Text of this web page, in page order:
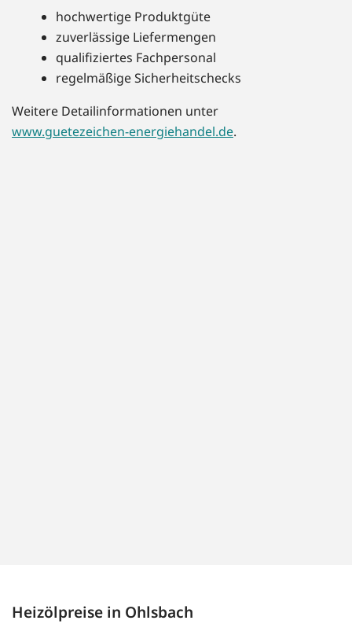
hochwertige Produktgüte
zuverlässige Liefermengen
qualifiziertes Fachpersonal
regelmäßige Sicherheitschecks
Weitere Detailinformationen unter
www.guetezeichen-energiehandel.de.
Heizölpreise in Ohlsbach